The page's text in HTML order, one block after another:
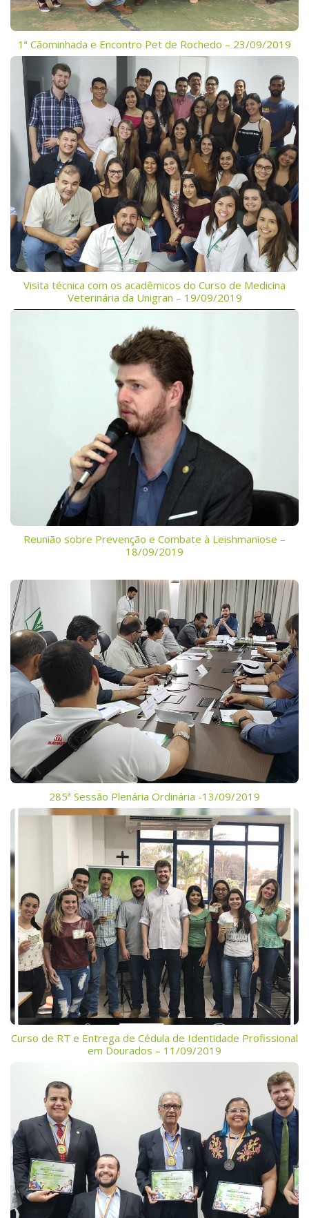
1ª Cãominhada e Encontro Pet de Rochedo – 23/09/2019
Visita técnica com os acadêmicos do Curso de Medicina
Veterinária da Unigran – 19/09/2019
Reunião sobre Prevenção e Combate à Leishmaniose –
18/09/2019
285ª Sessão Plenária Ordinária -13/09/2019
Curso de RT e Entrega de Cédula de Identidade Profissional
em Dourados – 11/09/2019